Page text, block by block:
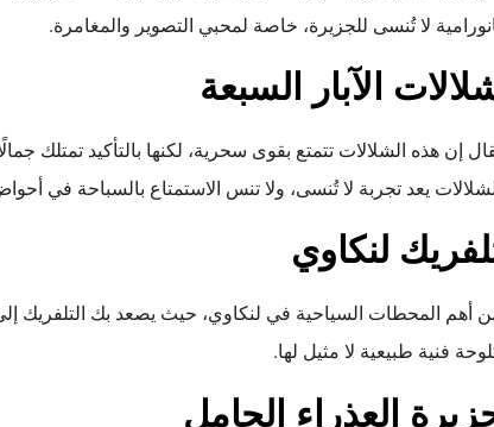
لا تُنسى للجزيرة، خاصة لمحبي التصوير والمغامرة.
الآبار السبعة
إن هذه الشلالات تتمتع بقوى سحرية، لكنها بالتأكيد تمتلك
يعد تجربة لا تُنسى، ولا تنس الاستمتاع بالسباحة في
لنكاوي
أهم المحطات السياحية في لنكاوي، حيث يصعد بك التلفريك
فنية طبيعية لا مثيل لها.
العذراء الحامل